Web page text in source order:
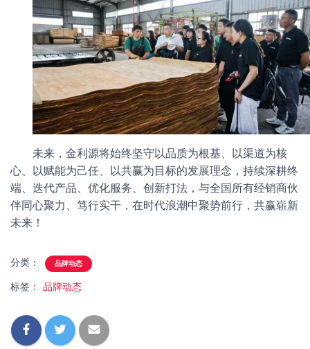
未来，金利源将始终坚守以品质为根基、以渠道为核
心、以赋能为己任、以共赢为目标的发展理念，持续深耕终
端、迭代产品、优化服务、创新打法，与全国所有经销商伙
伴同心聚力、笃行实干，在时代浪潮中聚势前行，共赢崭新
未来！
分类： 品牌动态
标签： 品牌动态